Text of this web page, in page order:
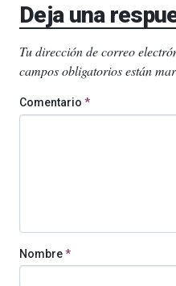
Deja una
Tu dirección de correo
campos obligatorios están
Comentario *
Nombre*